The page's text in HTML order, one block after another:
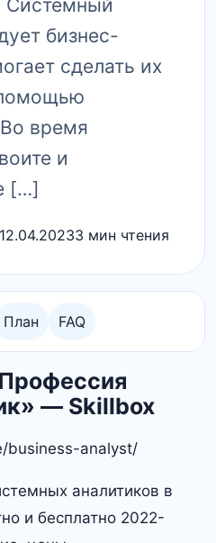
Системный
бизнес-
сделать их
время
и
[…]
12.04.20233 мин чтения
План FAQ
— Skillbox
business-analyst/